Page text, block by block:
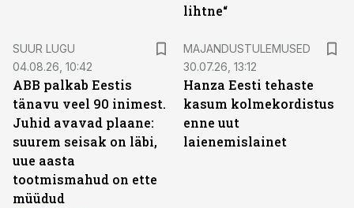
lihtne“
SUUR LUGU
04.08.26, 10:42
ABB palkab Eestis
tänavu veel 90 inimest.
Juhid avavad plaane:
suurem seisak on läbi,
uue aasta
tootmismahud on ette
müüdud
MAJANDUSTULEMUSED
30.07.26, 13:12
Hanza Eesti tehaste
kasum kolmekordistus
enne uut
laienemislainet